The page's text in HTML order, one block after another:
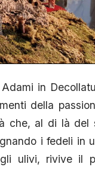
in
della
che, al di là del
i fedeli in
ulivi, rivive il